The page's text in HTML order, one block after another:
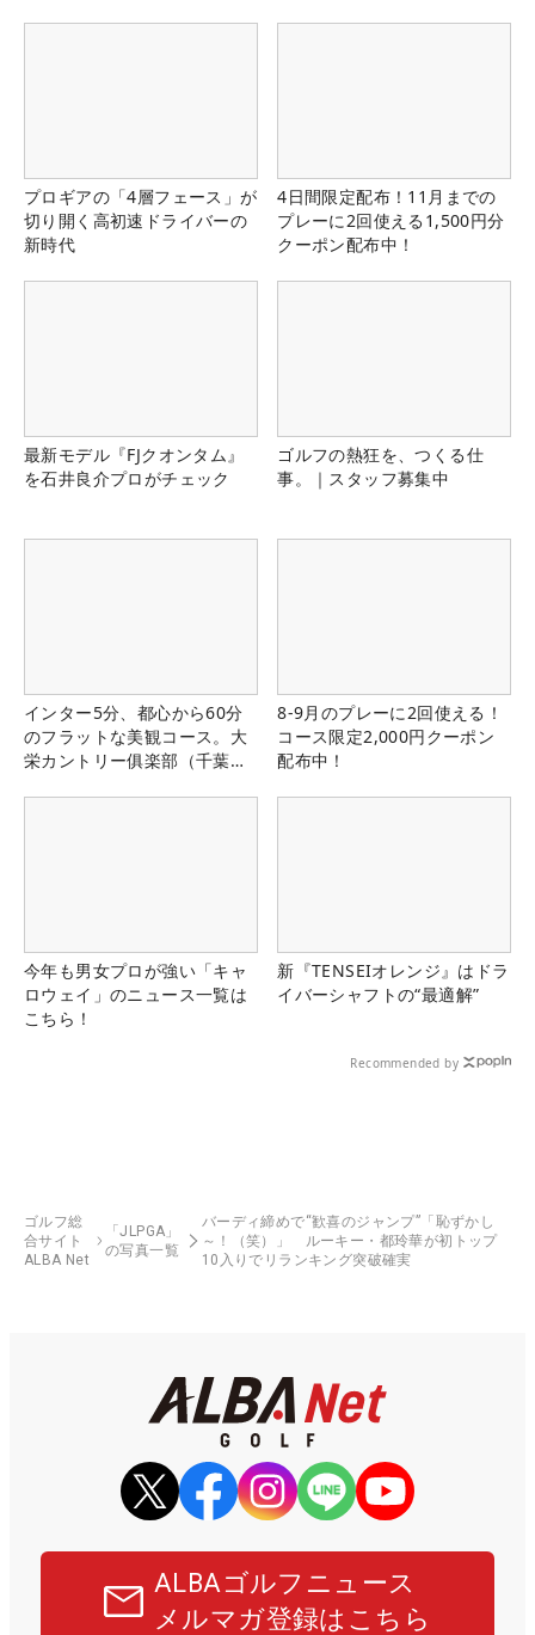
プロギアの「4層フェース」が
切り開く高初速ドライバーの
新時代
4日間限定配布！11月までの
プレーに2回使える1,500円分
クーポン配布中！
最新モデル『FJクオンタム』
を石井良介プロがチェック
ゴルフの熱狂を、つくる仕
事。｜スタッフ募集中
インター5分、都心から60分
のフラットな美観コース。大
栄カントリー俱楽部（千葉
8-9月のプレーに2回使える！
コース限定2,000円クーポン
配布中！
今年も男女プロが強い「キャ
ロウェイ」のニュース一覧は
こちら！
新『TENSEIオレンジ』はドラ
イバーシャフトの“最適解”
Recommended by
ゴルフ総
合サイト
ALBA Net
「JLPGA」
の写真一覧
バーディ締めで“歓喜のジャンプ”「恥ずかし
～！（笑）」 ルーキー・都玲華が初トップ
10入りでリランキング突破確実
ALBAゴルフニュース
メルマガ登録はこちら